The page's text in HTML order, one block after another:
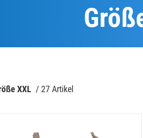
XXL / 27 Artikel